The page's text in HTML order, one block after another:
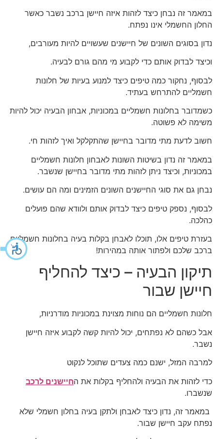
במאמר זה נבחן כיצד לזהות איזה חיישן ברכב נשבר כאשר
החלון החשמלי אינו נפתח.
נדון בסוגים השונים של חיישנים שעשויים להיות מעורבים,
וכיצד לבדוק אותם כדי לקבוע מי מהם גורם לבעיה.
לבסוף, נחקור כמה טיפים כיצד למנוע בעיות של חלונות
חשמליים להתרחש בעתיד.
כשמדובר בחלונות חשמליים במכוניות, אבחון הבעיה יכול להיות
משימה לא פשוטה.
חשוב לדעת מתי מדובר בחיישן שהתקלקל ואיך לזהות חי.
במאמר זה נדון בשיטות השונות לאבחון חלונות חשמליים
במכוניות, וכיצד ניתן לזהות מתי מדובר בחיישן שנשבר.
נבחן גם את סוגי החיישנים השונים הזמינים ומה הם עושים.
לבסוף, נספק טיפים כיצד לבדוק אותם ולוודא שהם פועלים
כהלכה.
בעזרת טיפים אלו, תוכלו לאבחן בקלות בעיה בחלונות חשמליים
ברכב שלכם ולפתור אותה במהירות!
תיקון הבעיה – כיצד להחליף
חיישן שבור
חלונות חשמליים הם נוחות מצוינת במכוניות מודרניות,
אבל כשהם לא נפתחים, יכול להיות קשה לקבוע איזה חיישן
נשבר.
למרבה המזל, ישנם כמה צעדים שתוכל לנקוט
כדי לזהות את הבעיה ולהחליף בקלות את החיישנים לרכב
שנשברו.
במאמר זה, נדון כיצד לאבחן ולתקן בעיה בחלון חשמלי שלא
נפתח עקב חיישן שבור.